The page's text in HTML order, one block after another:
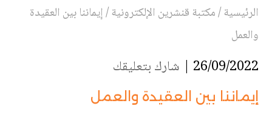
الرئيسية/مكتبة قنشرين الإلكترونية/إيماننا بين العقيدة
والعمل
26/09/2022 | شارك بتعليقك
إيماننا بين العقيدة والعمل